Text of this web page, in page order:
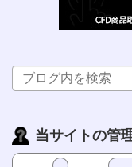
当サイトの管